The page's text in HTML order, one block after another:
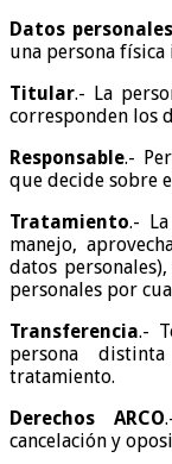
Datos personales
una persona
Titular.- La
corresponden los
Responsable.-
que decide sobre
Tratamiento.-
manejo,
datos
personales por
Transferencia.-
persona
tratamiento.
Derechos ARCO
cancelación y